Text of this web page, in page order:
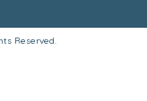
Reserved.